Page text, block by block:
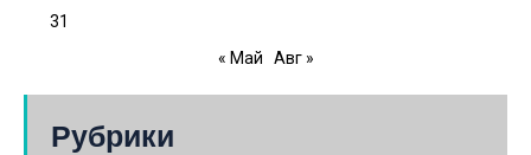
31
« Май
Авг »
Рубрики